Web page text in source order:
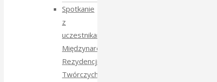
Spotkanie
z
uczestnikami
Międzynarodowych
Rezydencji
Twórczych